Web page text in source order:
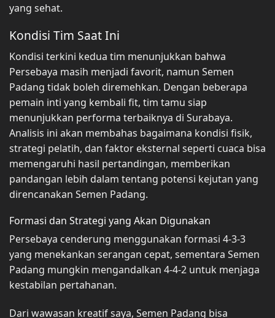
yang sehat.
Kondisi Tim Saat Ini
Kondisi terkini kedua tim menunjukkan bahwa
Persebaya masih menjadi favorit, namun Semen
Padang tidak boleh diremehkan. Dengan beberapa
pemain inti yang kembali fit, tim tamu siap
menunjukkan performa terbaiknya di Surabaya.
Analisis ini akan membahas bagaimana kondisi fisik,
strategi pelatih, dan faktor eksternal seperti cuaca bisa
memengaruhi hasil pertandingan, memberikan
pandangan lebih dalam tentang potensi kejutan yang
direncanakan Semen Padang.
Formasi dan Strategi yang Akan Digunakan
Persebaya cenderung menggunakan formasi 4-3-3
yang menekankan serangan cepat, sementara Semen
Padang mungkin mengandalkan 4-4-2 untuk menjaga
kestabilan pertahanan.
Dari wawasan kreatif saya, Semen Padang bisa